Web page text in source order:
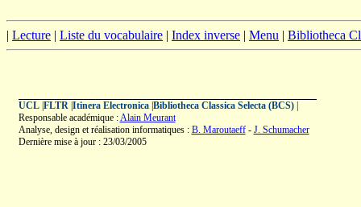
| Lecture | Liste du vocabulaire | Index inverse | Menu | Bibliotheca
UCL| FLTR| Itinera Electronica| Bibliotheca Classica Selecta (BCS)|
Responsable académique :Alain Meurant
Analyse, design et réalisation informatiques : B. Maroutaeff- J. Schumacher
Dernière mise à jour : 23/03/2005